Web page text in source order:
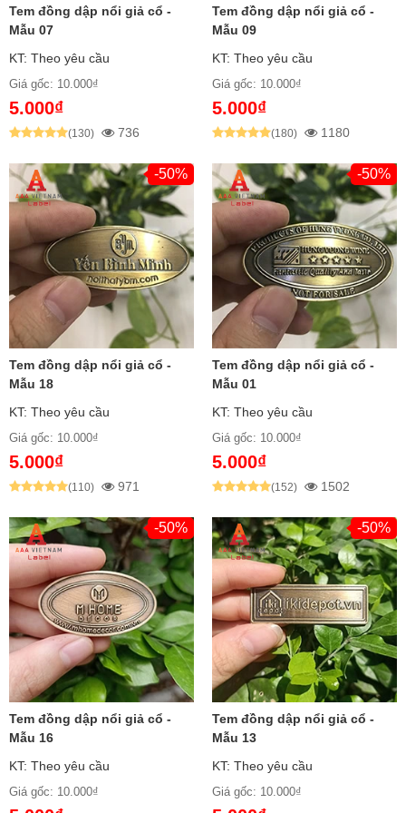
Đặc Điểm Chính Của Tem Đồng Dập Nổi:
Chất liệu: Đồng nguyên khối (99% đồng đỏ) hoặc
đồng thau cao cấp
Độ dày: 0.3mm – 1mm (tùy yêu cầu ứng dụng)
Kỹ thuật: Dập nổi khối chi tiết lên bề mặt tạo cảm
giác 3D
Bề mặt: Phủ sơn màu + đánh xước tạo hiệu ứng
giả cổ
Phía sau
: Keo 3M hoặc đục lỗ gắn cơ khí
Giả Cổ:
Bước 1: Chuẩn Bị Tấm Đồng Phôi
Nung chảy đồng nguyên khối thành mảnh đồng
với độ dày theo yêu cầu
Xác định kích thước, hình dáng phù hợp với thiết
kế
Bước 2: Dập Nổi Chi Tiết
Sử dụng khuôn chế tác tỉ mỉ để dập nổi nội dung
Tem đồng dập nổi giả cổ -
Mẫu 07
KT: Theo yêu cầu
Giá gốc: 10.000₫
5.000₫
(130) 736
Tem đồng dập nổi giả cổ -
Mẫu 09
KT: Theo yêu cầu
Giá gốc: 10.000₫
5.000₫
(180) 1180
-50%
Tem đồng dập nổi giả cổ -
Mẫu 18
KT: Theo yêu cầu
Giá gốc: 10.000₫
5.000₫
(110) 971
-50%
Tem đồng dập nổi giả cổ -
Mẫu 01
KT: Theo yêu cầu
Giá gốc: 10.000₫
5.000₫
(152) 1502
-50%
Tem đồng dập nổi giả cổ -
Mẫu 16
KT: Theo yêu cầu
Giá gốc: 10.000₫
-50%
Tem đồng dập nổi giả cổ -
Mẫu 13
KT: Theo yêu cầu
Giá gốc: 10.000₫